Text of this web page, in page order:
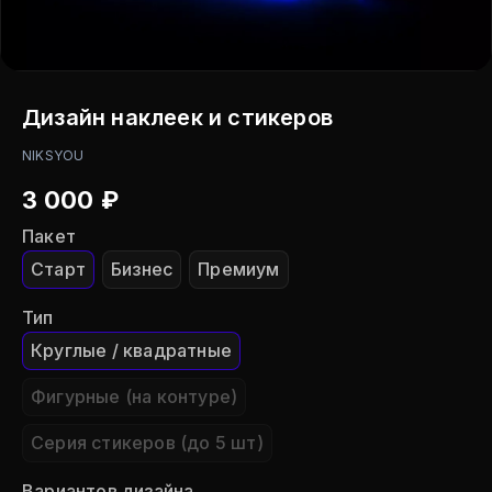
Дизайн наклеек и стикеров
NIKSYOU
3 000 ₽
Пакет
Старт
Бизнес Премиум
Тип
Круглые / квадратные
Фигурные (на контуре)
Серия стикеров (до 5 шт)